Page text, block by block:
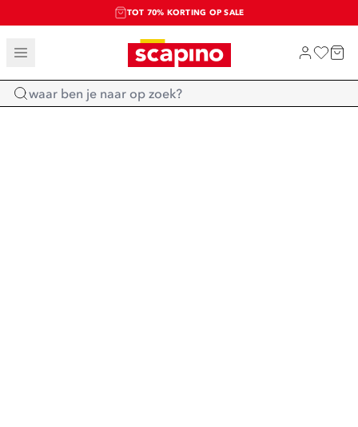
TOT 70% KORTING OP SALE
SALE: LAATSTE KANS!
SHOP NIEUW
Home